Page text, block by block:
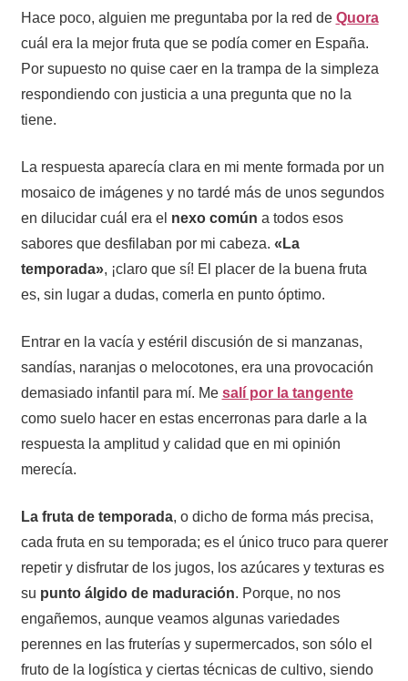
Hace poco, alguien me preguntaba por la red de Quora
cuál era la mejor fruta que se podía comer en España.
Por supuesto no quise caer en la trampa de la simpleza
respondiendo con justicia a una pregunta que no la
tiene.
La respuesta aparecía clara en mi mente formada por un
mosaico de imágenes y no tardé más de unos segundos
en dilucidar cuál era el nexo común a todos esos
sabores que desfilaban por mi cabeza. «La
temporada», ¡claro que sí! El placer de la buena fruta
es, sin lugar a dudas, comerla en punto óptimo.
Entrar en la vacía y estéril discusión de si manzanas,
sandías, naranjas o melocotones, era una provocación
demasiado infantil para mí. Me salí por la tangente
como suelo hacer en estas encerronas para darle a la
respuesta la amplitud y calidad que en mi opinión
merecía.
La fruta de temporada, o dicho de forma más precisa,
cada fruta en su temporada; es el único truco para querer
repetir y disfrutar de los jugos, los azúcares y texturas es
su punto álgido de maduración. Porque, no nos
engañemos, aunque veamos algunas variedades
perennes en las fruterías y supermercados, son sólo el
fruto de la logística y ciertas técnicas de cultivo, siendo